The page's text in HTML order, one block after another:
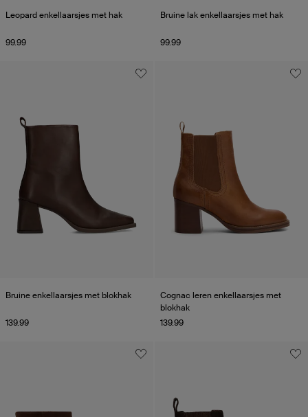
Leopard enkellaarsjes met hak
99.99
Bruine lak enkellaarsjes met hak
99.99
Bruine enkellaarsjes met blokhak
139.99
Cognac leren enkellaarsjes met
blokhak
139.99